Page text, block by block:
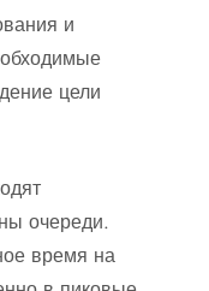
и
цели
очереди.
время на